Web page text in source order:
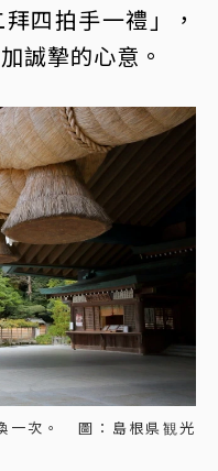
四拍手一禮」，
誠摯的心意。
一次。 圖：島根県観光